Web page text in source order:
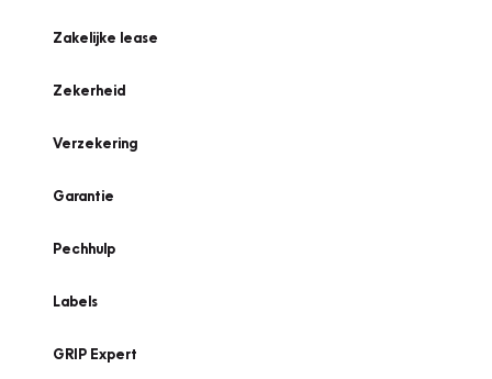
Zakelijke lease
Zekerheid
Verzekering
Garantie
Pechhulp
Labels
GRIP Expert